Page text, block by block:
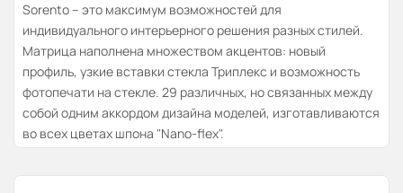
Sorento – это максимум возможностей для
индивидуального интерьерного решения разных стилей.
Матрица наполнена множеством акцентов: новый
профиль, узкие вставки стекла Триплекс и возможность
фотопечати на стекле. 29 различных, но связанных между
собой одним аккордом дизайна моделей, изготавливаются
во всех цветах шпона "Nano-flex".